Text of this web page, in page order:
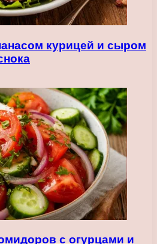
курицей и сыром
с огурцами и